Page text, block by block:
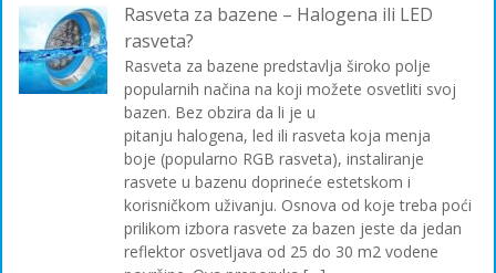
Rasveta za bazene – Halogena ili LED
rasveta?
Rasveta za bazene predstavlja široko polje
popularnih načina na koji možete osvetliti svoj
bazen. Bez obzira da li je u
pitanju halogena, led ili rasveta koja menja
boje (popularno RGB rasveta), instaliranje
rasvete u bazenu doprineće estetskom i
korisničkom uživanju. Osnova od koje treba poći
prilikom izbora rasvete za bazen jeste da jedan
reflektor osvetljava od 25 do 30 m2 vodene